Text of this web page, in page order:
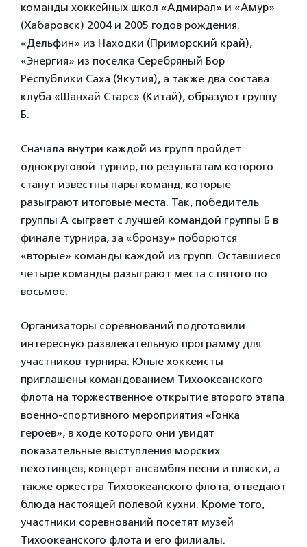
команды хоккейных школ «Адмирал» и «Амур»
(Хабаровск) 2004 и 2005 годов рождения.
«Дельфин» из Находки (Приморский край),
«Энергия» из поселка Серебряный Бор
Республики Саха (Якутия), а также два состава
клуба «Шанхай Старс» (Китай), образуют группу
Б.
Сначала внутри каждой из групп пройдет
однокруговой турнир, по результатам которого
станут известны пары команд, которые
разыграют итоговые места. Так, победитель
группы А сыграет с лучшей командой группы Б в
финале турнира, за «бронзу» поборются
«вторые» команды каждой из групп. Оставшиеся
четыре команды разыграют места с пятого по
восьмое.
Организаторы соревнований подготовили
интересную развлекательную программу для
участников турнира. Юные хоккеисты
приглашены командованием Тихоокеанского
флота на торжественное открытие второго этапа
военно-спортивного мероприятия «Гонка
героев», в ходе которого они увидят
показательные выступления морских
пехотинцев, концерт ансамбля песни и пляски, а
также оркестра Тихоокеанского флота, отведают
блюда настоящей полевой кухни. Кроме того,
участники соревнований посетят музей
Тихоокеанского флота и его филиалы.